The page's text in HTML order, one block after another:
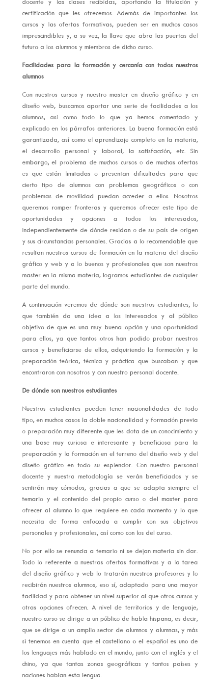
certificación que les ofrecemos. Además de importantes los
cursos y las ofertas formativas, pueden ser en muchos casos
imprescindibles y, a su vez, la llave que abra las puertas del
futuro a los alumnos y miembros de dicho curso.
Facilidades para la formación y cercanía con todos nuestros
alumnos
Con nuestros cursos y nuestro master en diseño gráfico y en
diseño web, buscamos aportar una serie de facilidades a los
alumnos, así como todo lo que ya hemos comentado y
explicado en los párrafos anteriores. La buena formación está
garantizada, así como el aprendizaje completo en la materia,
el desarrollo personal y laboral, la satisfacción, etc. Sin
embargo, el problema de muchos cursos o de muchas ofertas
es que están limitadas o presentan dificultades para que
cierto tipo de alumnos con problemas geográficos o con
problemas de movilidad puedan acceder a ellos. Nosotros
queremos romper fronteras y queremos ofrecer este tipo de
oportunidades y opciones a todos los interesados,
independientemente de dónde residan o de su país de origen
y sus circunstancias personales. Gracias a lo recomendable que
resultan nuestros cursos de formación en la materia del diseño
gráfico y web y a lo buenos y profesionales que son nuestros
master en la misma materia, logramos estudiantes de cualquier
parte del mundo.
A continuación veremos de dónde son nuestros estudiantes, lo
que también da una idea a los interesados y al público
objetivo de que es una muy buena opción y una oportunidad
para ellos, ya que tantos otros han podido probar nuestros
cursos y beneficiarse de ellos, adquiriendo la formación y la
preparación teórica, técnica y práctica que buscaban y que
encontraron con nosotros y con nuestro personal docente.
De dónde son nuestros estudiantes
Nuestros estudiantes pueden tener nacionalidades de todo
tipo, en muchos casos la doble nacionalidad y formación previa
o preparación muy diferente que les dota de un conocimiento y
una base muy curiosa e interesante y beneficiosa para la
preparación y la formación en el terreno del diseño web y del
diseño gráfico en todo su esplendor. Con nuestro personal
docente y nuestra metodología se verán beneficiados y se
sentirán muy cómodos, gracias a que se adapta siempre el
temario y el contenido del propio curso o del master para
ofrecer al alumno lo que requiere en cada momento y lo que
necesita de forma enfocada a cumplir con sus objetivos
personales y profesionales, así como con los del curso.
No por ello se renuncia a temario ni se dejan materia sin dar.
Todo lo referente a nuestras ofertas formativas y a la tarea
del diseño gráfico y web lo tratarán nuestros profesores y lo
recibirán nuestros alumnos, eso sí, adaptado para una mayor
facilidad y para obtener un nivel superior al que otros cursos y
otras opciones ofrecen. A nivel de territorios y de lenguaje,
nuestro curso se dirige a un público de habla hispana, es decir,
que se dirige a un amplio sector de alumnos y alumnas, y más
si tenemos en cuenta que el castellano o el español es uno de
los lenguajes más hablado en el mundo, junto con el inglés y el
chino, ya que tantas zonas geográficas y tantos países y
naciones hablan esta lengua.